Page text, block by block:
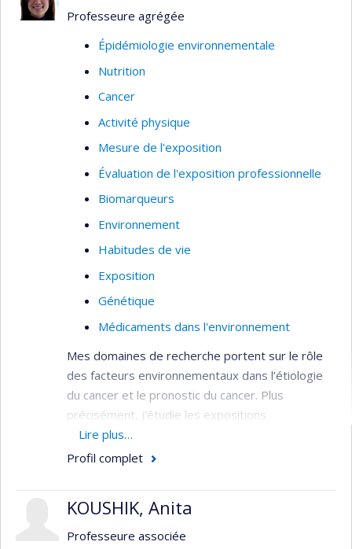
Professeure agrégée
Épidémiologie environnementale
Nutrition
Cancer
Activité physique
Mesure de l'exposition
Évaluation de l'exposition professionnelle
Biomarqueurs
Environnement
Habitudes de vie
Exposition
Génétique
Médicaments dans l'environnement
Mes domaines de recherche portent sur le rôle
des facteurs environnementaux dans l’étiologie
du cancer et le pronostic du cancer. Plus
précisément, j’étudie les expositions
environnementales coutumières qui peuvent être
modifiées afin de prévenir l’apparition du cancer.
hétérocycliques (AHA), et hydrocarbures
aromatiques polycycliques (HAP)), les habitudes
Lire plus…
Profil complet
KOUSHIK, Anita
Professeure associée